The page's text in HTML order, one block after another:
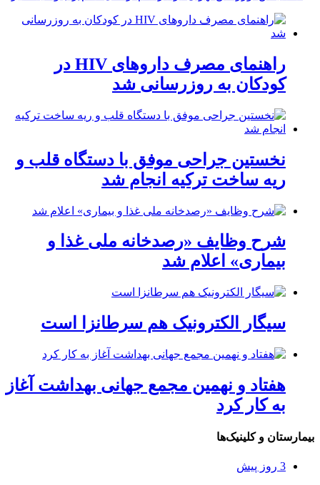
راهنمای مصرف داروهای HIV در
کودکان به روزرسانی شد
نخستین جراحی موفق با دستگاه قلب و
ریه ساخت ترکیه انجام شد
شرح وظایف «رصدخانه ملی غذا و
بیماری» اعلام شد
سیگار الکترونیک هم سرطانزا است
هفتاد و نهمین مجمع جهانی بهداشت آغاز
به کار کرد
بیمارستان و کلینیک‌ها
3 روز پیش